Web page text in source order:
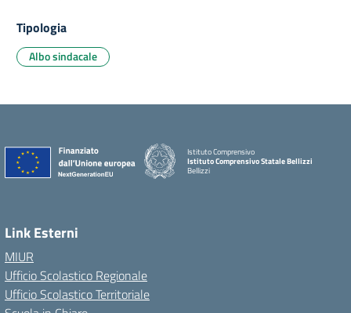
Tipologia
Albo sindacale
Istituto Comprensivo
Istituto Comprensivo Statale Bellizzi
Bellizzi
Link Esterni
MIUR
Ufficio Scolastico Regionale
Ufficio Scolastico Territoriale